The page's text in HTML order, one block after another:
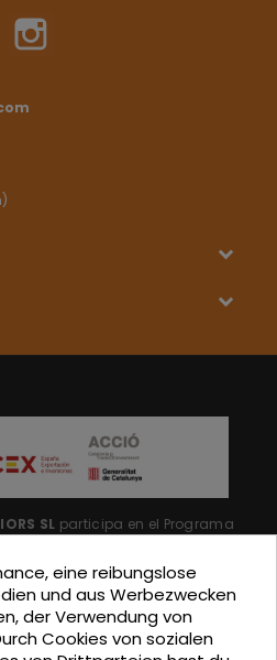
SL participa en el Programa
adversas de la retirada del
Ayudas concedidas por ICEX en
2023.
eine reibungslose
und aus Werbezwecken
der Verwendung von
Cookies von sozialen